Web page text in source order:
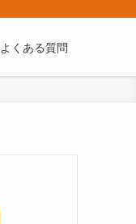
よくある質問